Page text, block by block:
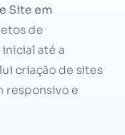
Site em
de
até a
criação de sites
responsivo e